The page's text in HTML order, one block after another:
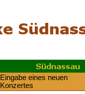
Eingabe eines neuen
Konzertes